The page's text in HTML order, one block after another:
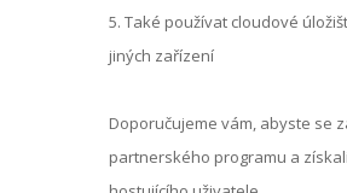
5. Také používat cloudové
jiných zařízení
Doporučujeme vám, abyste se
partnerského programu a